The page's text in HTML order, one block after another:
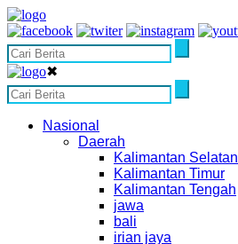
✖
Nasional
Daerah
Kalimantan Selatan
Kalimantan Timur
Kalimantan Tengah
jawa
bali
irian jaya